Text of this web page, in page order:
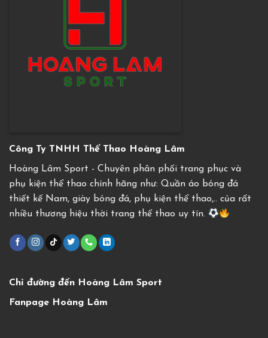
Công Ty TNHH Thể Thao Hoàng Lâm
Hoàng Lâm Sport - Chuyên phân phối trang phục và
phụ kiện thể thao chính hãng như: Quần áo bóng đá
thiết kế Nam, giày bóng đá, phụ kiện thể thao,.. của rất
nhiều thương hiệu thời trang thể thao uy tín.
Chỉ đường đến Hoàng Lâm Sport
Fanpage Hoàng Lâm